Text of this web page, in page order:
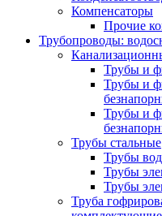
Компенсаторы
Прочие
Трубопроводы:
Трубы и
Трубы и
Трубы и
Трубы стальные
Трубы
Трубы
Трубы
Труба